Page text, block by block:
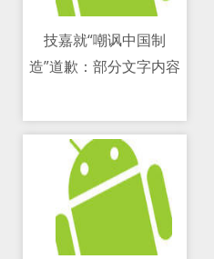
技嘉就“嘲讽中国制
造”道歉：部分文字内容